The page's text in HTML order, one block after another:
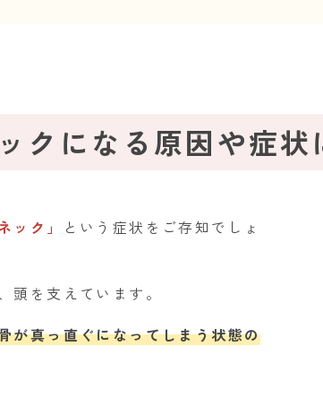
クになる原因や症状
ック」
という症状をご存知でしょ
を支えています。
が真っ直ぐになってしまう状態の